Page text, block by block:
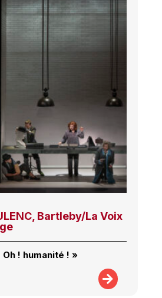
Bartleby/La Voix
! humanité ! »